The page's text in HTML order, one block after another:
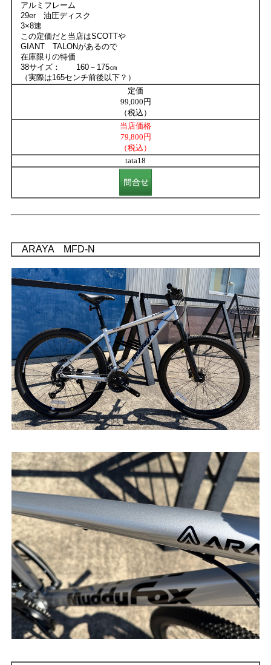
アルミフレーム
29er 油圧ディスク
3×8速
この定価だと当店はSCOTTや
GIANT TALONがあるので
在庫限りの特価
38サイズ： 160－175㎝
（実際は165センチ前後以下？）
定価
99,000円
（税込）
当店価格
79,800円
（税込）
tata18
ARAYA MFD-N